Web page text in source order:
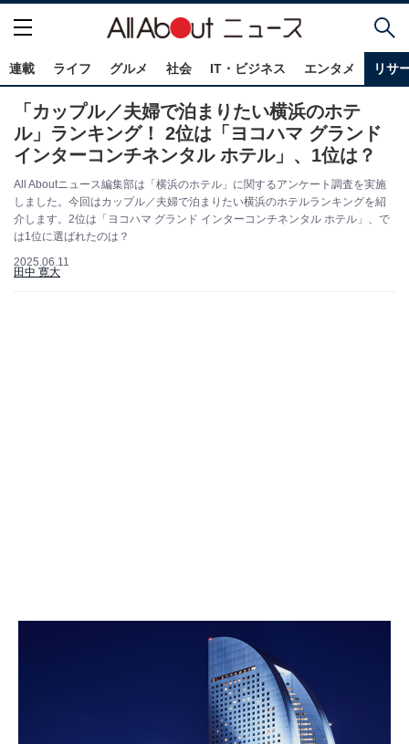
連載 ライフ グルメ 社会 IT・ビジネス エンタメ リサ
「カップル／夫婦で泊まりたい横浜のホテ
ル」ランキング！ 2位は「ヨコハマ グランド
インターコンチネンタル ホテル」、1位は？
All Aboutニュース編集部は「横浜のホテル」に関するアンケート調査を実施
しました。今回はカップル／夫婦で泊まりたい横浜のホテルランキングを紹
介します。2位は「ヨコハマ グランド インターコンチネンタル ホテル」、で
は1位に選ばれたのは？
2025.06.11
田中 寛大